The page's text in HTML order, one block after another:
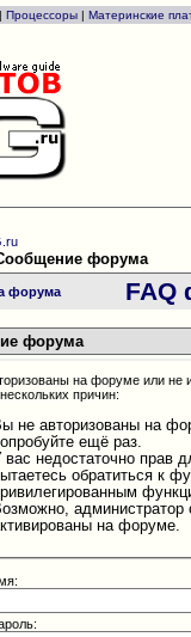
| Процессоры | Материнские
форума
форума FAQ
форума
на форуме или не
причин:
не авторизованы на
ещё раз.
вас недостаточно прав
обратиться к
на форуме.